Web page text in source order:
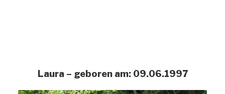
Laura – geboren am: 09.06.1997